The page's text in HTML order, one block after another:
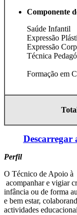
Componente
Saúde Infantil
Expressão
Expressão
Técnica
Formação em
Descarregar
Perfil
O Técnico de Apoio à
acompanhar e vigiar
infância ou de forma
e bem estar,
actividades